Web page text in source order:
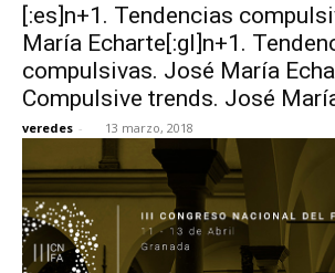
[:es]n+1. Tendencias
María Echarte[:gl]n+1.
compulsivas. José María
Compulsive trends. José
veredes - 13 marzo, 2018